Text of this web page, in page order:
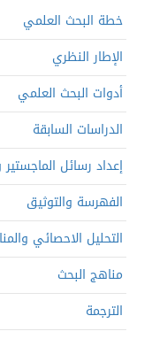
خطة البحث العلمي
الإطار النظري
أدوات البحث العلمي
الدراسات السابقة
إعداد رسائل الماجستير
الفهرسة والتوثيق
التحليل الاحصائي
مناهج البحث
الترجمة